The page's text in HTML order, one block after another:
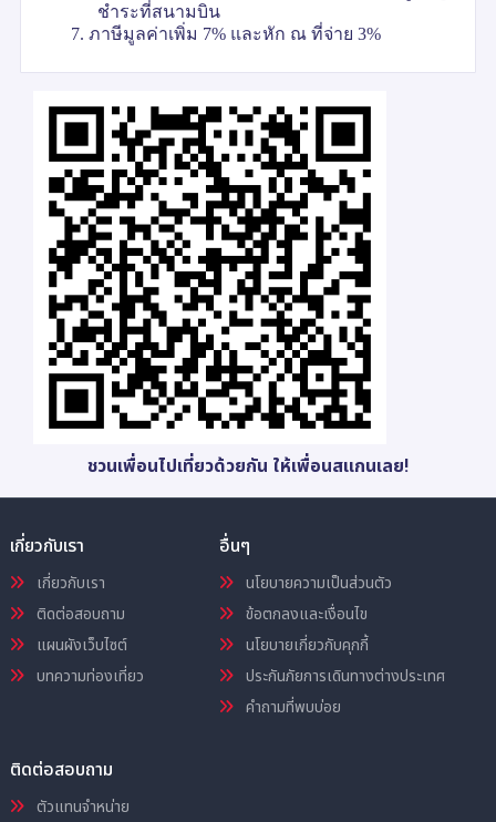
ชำระที่สนามบิน
7. ภาษีมูลค่าเพิ่ม 7% และหัก ณ ที่จ่าย 3%
ชวนเพื่อนไปเที่ยวด้วยกัน ให้เพื่อนสแกนเลย!
เกี่ยวกับเรา
เกี่ยวกับเรา
ติดต่อสอบถาม
แผนผังเว็บไซต์
บทความท่องเที่ยว
อื่นๆ
นโยบายความเป็นส่วนตัว
ข้อตกลงและเงื่อนไข
นโยบายเกี่ยวกับคุกกี้
ประกันภัยการเดินทางต่างประเทศ
คำถามที่พบบ่อย
ติดต่อสอบถาม
ตัวแทนจำหน่าย